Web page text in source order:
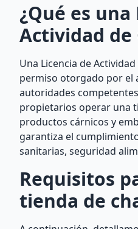
¿Qué es
Actividad de
Una Licencia de
permiso otorgado por el
autoridades
propietarios operar una
productos cárnicos y
garantiza el
sanitarias, seguridad
Requisitos
tienda de